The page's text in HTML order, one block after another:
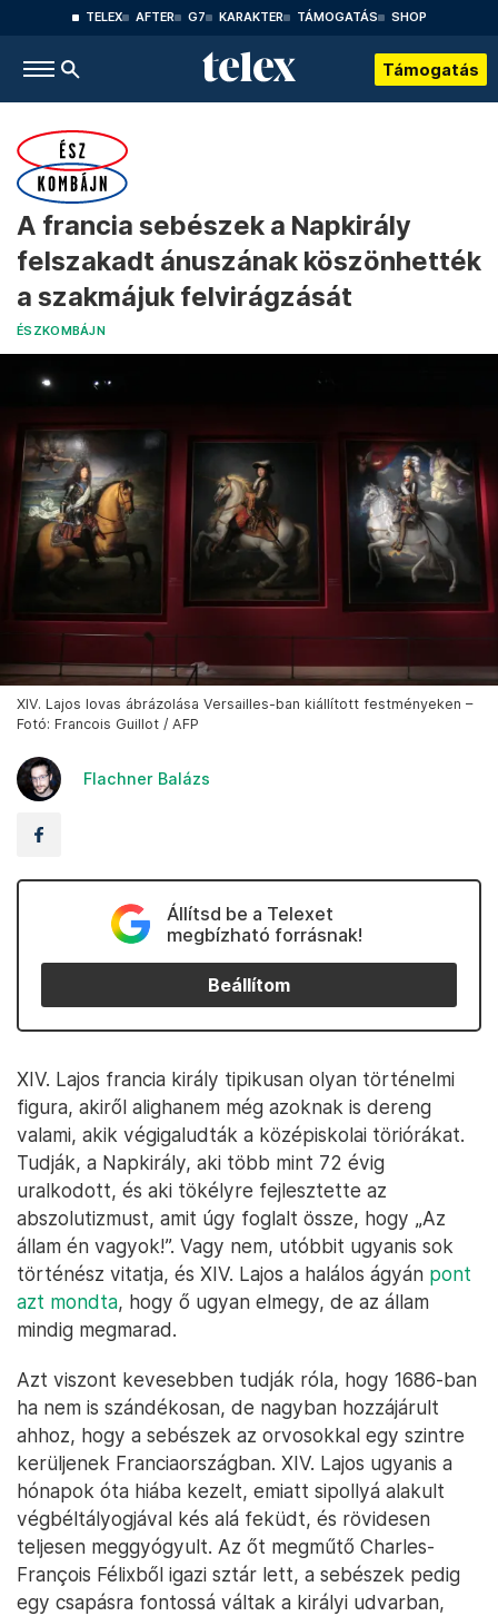
TELEX AFTER G7 KARAKTER TÁMOGATÁS SHOP
Támogatás
A francia sebészek a Napkirály
felszakadt ánuszának köszönhették
a szakmájuk felvirágzását
ÉSZKOMBÁJN
XIV. Lajos lovas ábrázolása Versailles-ban kiállított festményeken –
Fotó: Francois Guillot / AFP
Flachner Balázs
Állítsd be a Telexet
megbízható forrásnak!
Beállítom
XIV. Lajos francia király tipikusan olyan történelmi
figura, akiről alighanem még azoknak is dereng
valami, akik végigaludták a középiskolai töriórákat.
Tudják, a Napkirály, aki több mint 72 évig
uralkodott, és aki tökélyre fejlesztette az
abszolutizmust, amit úgy foglalt össze, hogy „Az
állam én vagyok!”. Vagy nem, utóbbit ugyanis sok
történész vitatja, és XIV. Lajos a halálos ágyán pont
azt mondta, hogy ő ugyan elmegy, de az állam
mindig megmarad.
Azt viszont kevesebben tudják róla, hogy 1686-ban
ha nem is szándékosan, de nagyban hozzájárult
ahhoz, hogy a sebészek az orvosokkal egy szintre
kerüljenek Franciaországban. XIV. Lajos ugyanis a
hónapok óta hiába kezelt, emiatt sipollyá alakult
végbéltályogjával kés alá feküdt, és rövidesen
teljesen meggyógyult. Az őt megműtő Charles-
François Félixből igazi sztár lett, a sebészek pedig
egy csapásra fontossá váltak a királyi udvarban,